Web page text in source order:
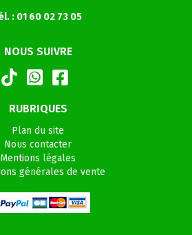
: 01 60 02 73 05
NOUS SUIVRE
RUBRIQUES
Plan du site
Nous contacter
Mentions légales
générales de vente